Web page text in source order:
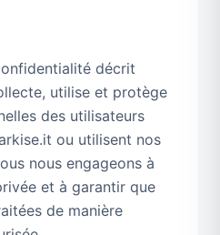
décrit
utilise et protège
des utilisateurs
ou utilisent nos
nous engageons à
et à garantir que
de manière